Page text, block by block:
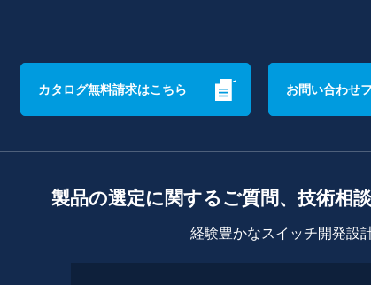
カタログ無料請求はこちら お問い合わせ
製品の選定に関するご質問、技術相
経験豊かなスイッチ開発設